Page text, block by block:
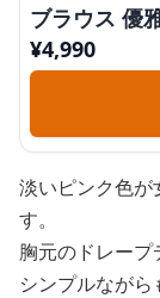
ブラウス 優
¥4,990
淡いピンク色
す。
胸元のドレープ
シンプルながら